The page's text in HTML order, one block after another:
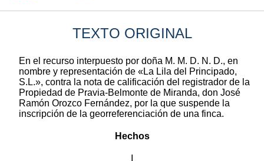
TEXTO ORIGINAL
En el recurso interpuesto por doña M. M. D. N. D., en
nombre y representación de «La Lila del Principado,
S.L.», contra la nota de calificación del registrador de la
Propiedad de Pravia-Belmonte de Miranda, don José
Ramón Orozco Fernández, por la que suspende la
inscripción de la georreferenciación de una finca.
Hechos